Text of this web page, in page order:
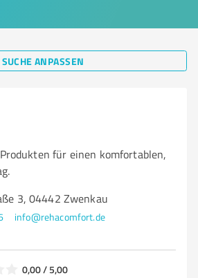
SUCHE ANPASSEN
für einen komfortablen,
3, 04442 Zwenkau
info@rehacomfort.de
0,00 / 5,00